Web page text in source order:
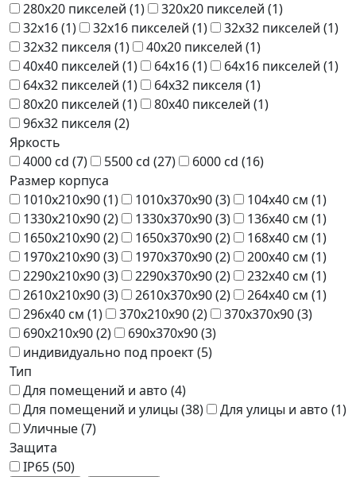
280x20 пикселей (1) 320x20 пикселей (1)
32x16 (1) 32x16 пикселей (1) 32x32 пикселей (1)
32x32 пикселя (1) 40x20 пикселей (1)
40x40 пикселей (1) 64x16 (1) 64x16 пикселей (1)
64x32 пикселей (1) 64x32 пикселя (1)
80x20 пикселей (1) 80x40 пикселей (1)
96x32 пикселя (2)
Яркость
4000 cd (7) 5500 cd (27) 6000 cd (16)
Размер корпуса
1010x210x90 (1) 1010x370x90 (3) 104x40 см (1)
1330x210x90 (2) 1330x370x90 (3) 136x40 см (1)
1650x210x90 (2) 1650x370x90 (2) 168x40 см (1)
1970x210x90 (3) 1970x370x90 (2) 200x40 см (1)
2290x210x90 (3) 2290x370x90 (2) 232x40 см (1)
2610x210x90 (3) 2610x370x90 (2) 264x40 см (1)
296x40 см (1) 370x210x90 (2) 370x370x90 (3)
690x210x90 (2) 690x370x90 (3)
индивидуально под проект (5)
Тип
Для помещений и авто (4)
Для помещений и улицы (38) Для улицы и авто (1)
Уличные (7)
Защита
IP65 (50)